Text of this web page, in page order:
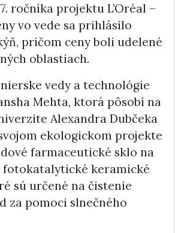
ročníka projektu L’Oréal –
vo vede sa prihlásilo
pričom ceny boli udelené
oblastiach.
vedy a technológie
Mehta, ktorá pôsobí na
Alexandra Dubčeka
ekologickom projekte
farmaceutické sklo na
fotokatalytické keramické
sú určené na čistenie
za pomoci slnečného